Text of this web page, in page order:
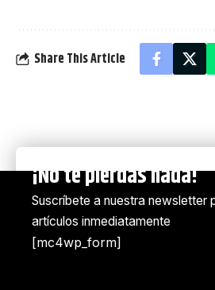
Share This Article
¡No te pierdas nada!
Suscríbete a nuestra newsletter
artículos inmediatamente
[mc4wp_form]